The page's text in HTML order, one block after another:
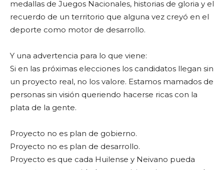
medallas de Juegos Nacionales, historias de gloria y el
recuerdo de un territorio que alguna vez creyó en el
deporte como motor de desarrollo.
Y una advertencia para lo que viene:
Si en las próximas elecciones los candidatos llegan sin
un proyecto real, no los valore. Estamos mamados de
personas sin visión queriendo hacerse ricas con la
plata de la gente.
Proyecto no es plan de gobierno.
Proyecto no es plan de desarrollo.
Proyecto es que cada Huilense y Neivano pueda